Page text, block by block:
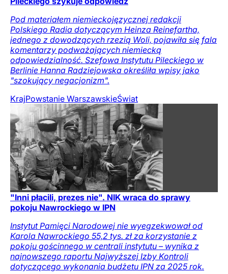
Pod materiałem niemieckojęzycznej redakcji
Polskiego Radia dotyczącym Heinza Reinefartha,
jednego z dowodzących rzezią Woli, pojawiła się fala
komentarzy podważających niemiecką
odpowiedzialność. Szefowa Instytutu Pileckiego w
Berlinie Hanna Radziejowska określiła wpisy jako
"szokujący negacjonizm".
KrajPowstanie WarszawskieŚwiat
"Inni płacili, prezes nie". NIK wraca do sprawy
pokoju Nawrockiego w IPN
Instytut Pamięci Narodowej nie wyegzekwował od
Karola Nawrockiego 55,2 tys. zł za korzystanie z
pokoju gościnnego w centrali instytutu – wynika z
najnowszego raportu Najwyższej Izby Kontroli
dotyczącego wykonania budżetu IPN za 2025 rok.